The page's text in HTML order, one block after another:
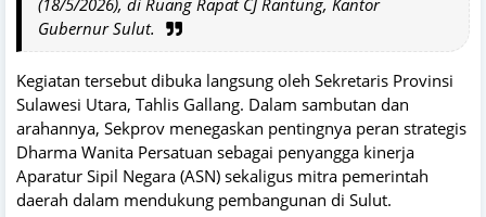
Gubernur Sulut.
Kegiatan tersebut dibuka langsung oleh Sekretaris Provinsi
Sulawesi Utara, Tahlis Gallang. Dalam sambutan dan
arahannya, Sekprov menegaskan pentingnya peran strategis
Dharma Wanita Persatuan sebagai penyangga kinerja
Aparatur Sipil Negara (ASN) sekaligus mitra pemerintah
daerah dalam mendukung pembangunan di Sulut.